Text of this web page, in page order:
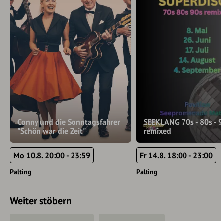
Conny und die Sonntagsfahrer
"Schön war die Zeit"
Mo 10.8. 20:00 - 23:59
Palting
SEEKLANG 70s - 80s -
remixed
Fr 14.8. 18:00 - 23:00
Palting
Weiter stöbern